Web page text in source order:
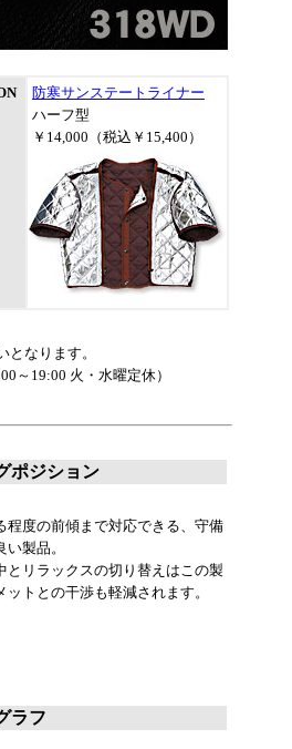
防寒サンステートライナー
ハーフ型
￥14,000（税込￥15,400）
なります。
～19:00 火・水曜定休）
ポジション
程度の前傾まで対応できる、守備
製品。
リラックスの切り替えはこの製
トとの干渉も軽減されます。
ラフ